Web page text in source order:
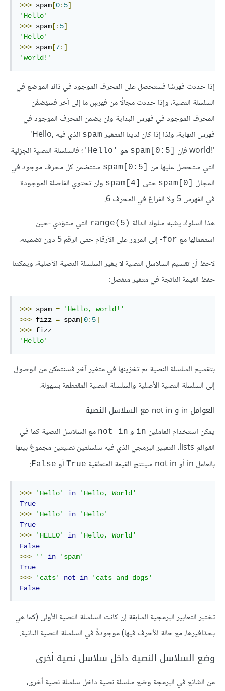
>>> spam [0: 5]
'Hello'
>>> spam [: 5]
'Hello'
>>> spam [7:]
'world!'
إذا حددت فهرسًا فستحصل على المحرف الموجود في ذاك الموضع في
السلسلة النصية، وإذا حددت مجالًا من فهرسٍ ما إلى آخر فسيُضمَّن
المحرف الموجود في فهرس البداية ولن يضمن المحرف الموجود في
فهرس النهاية، ولذا إذا كان لدينا المتغير spam
الذي فيه ‎'Hello,
world!'فإن spam[0:5]‎ هو 'Hello'
؛ فالسلسلة النصية الجزئية
التي ستحصل عليها من
spam[0:5]‎ ستتضمن كل محرف موجود في
المجال
spam[0]‎ حتى spam[4]‎ ولن تحتوي الفاصلة الموجودة
في الفهرس 5 ولا الفراغ في المحرف 6.
هذا السلوك يشبه سلوك الدالة range(5)‎ التي ستؤدي -حين
استعمالها مع for- إلى المرور على الأرقام حتى الرقم 5 دون تضمينه.
لاحظ أن تقسيم السلاسل النصية لا يغير السلسلة النصية الأصلية، ويمكننا
حفظ القيمة الناتجة في متغير منفصل:
>>> spam =
'Hello, world!'
>>> fizz = spam [0: 5]
>>>
'Hello'
بتقسيم السلسلة النصية ثم تخزينها في متغير آخر فسنتمكن من الوصول
إلى السلسلة النصية الأصلية والسلسلة النصية المقتطعة بسهولة.
العوامل in و not in مع السلاسل النصية
يمكن استخدام العاملين in و not in مع السلاسل النصية كما في
القوائم lists. التعبير البرمجي الذي فيه سلسلتين نصيتين مجموعٌ بينها
بالعامل in أو not in سينتج القيمة المنطقية
True أو False
:
>>> 'Hello' in
'Hello, World'
True
>>>
'Hello' in
'Hello'
True
>>>
'HELLO' in
'Hello, World'
False
>>>
'' in
'spam'
True
>>>
'cats' not in
'cats and dogs'
False
تختبر التعابير البرمجية السابقة إن كانت السلسلة النصية الأولى (كما هي
بحذافيرها، مع حالة الأحرف فيها) موجودةً في السلسلة النصية الثانية.
وضع السلاسل النصية داخل سلاسل نصية أخرى
من الشائع في البرمجة وضع سلسلة نصية داخل سلسلة نصية أخرى،